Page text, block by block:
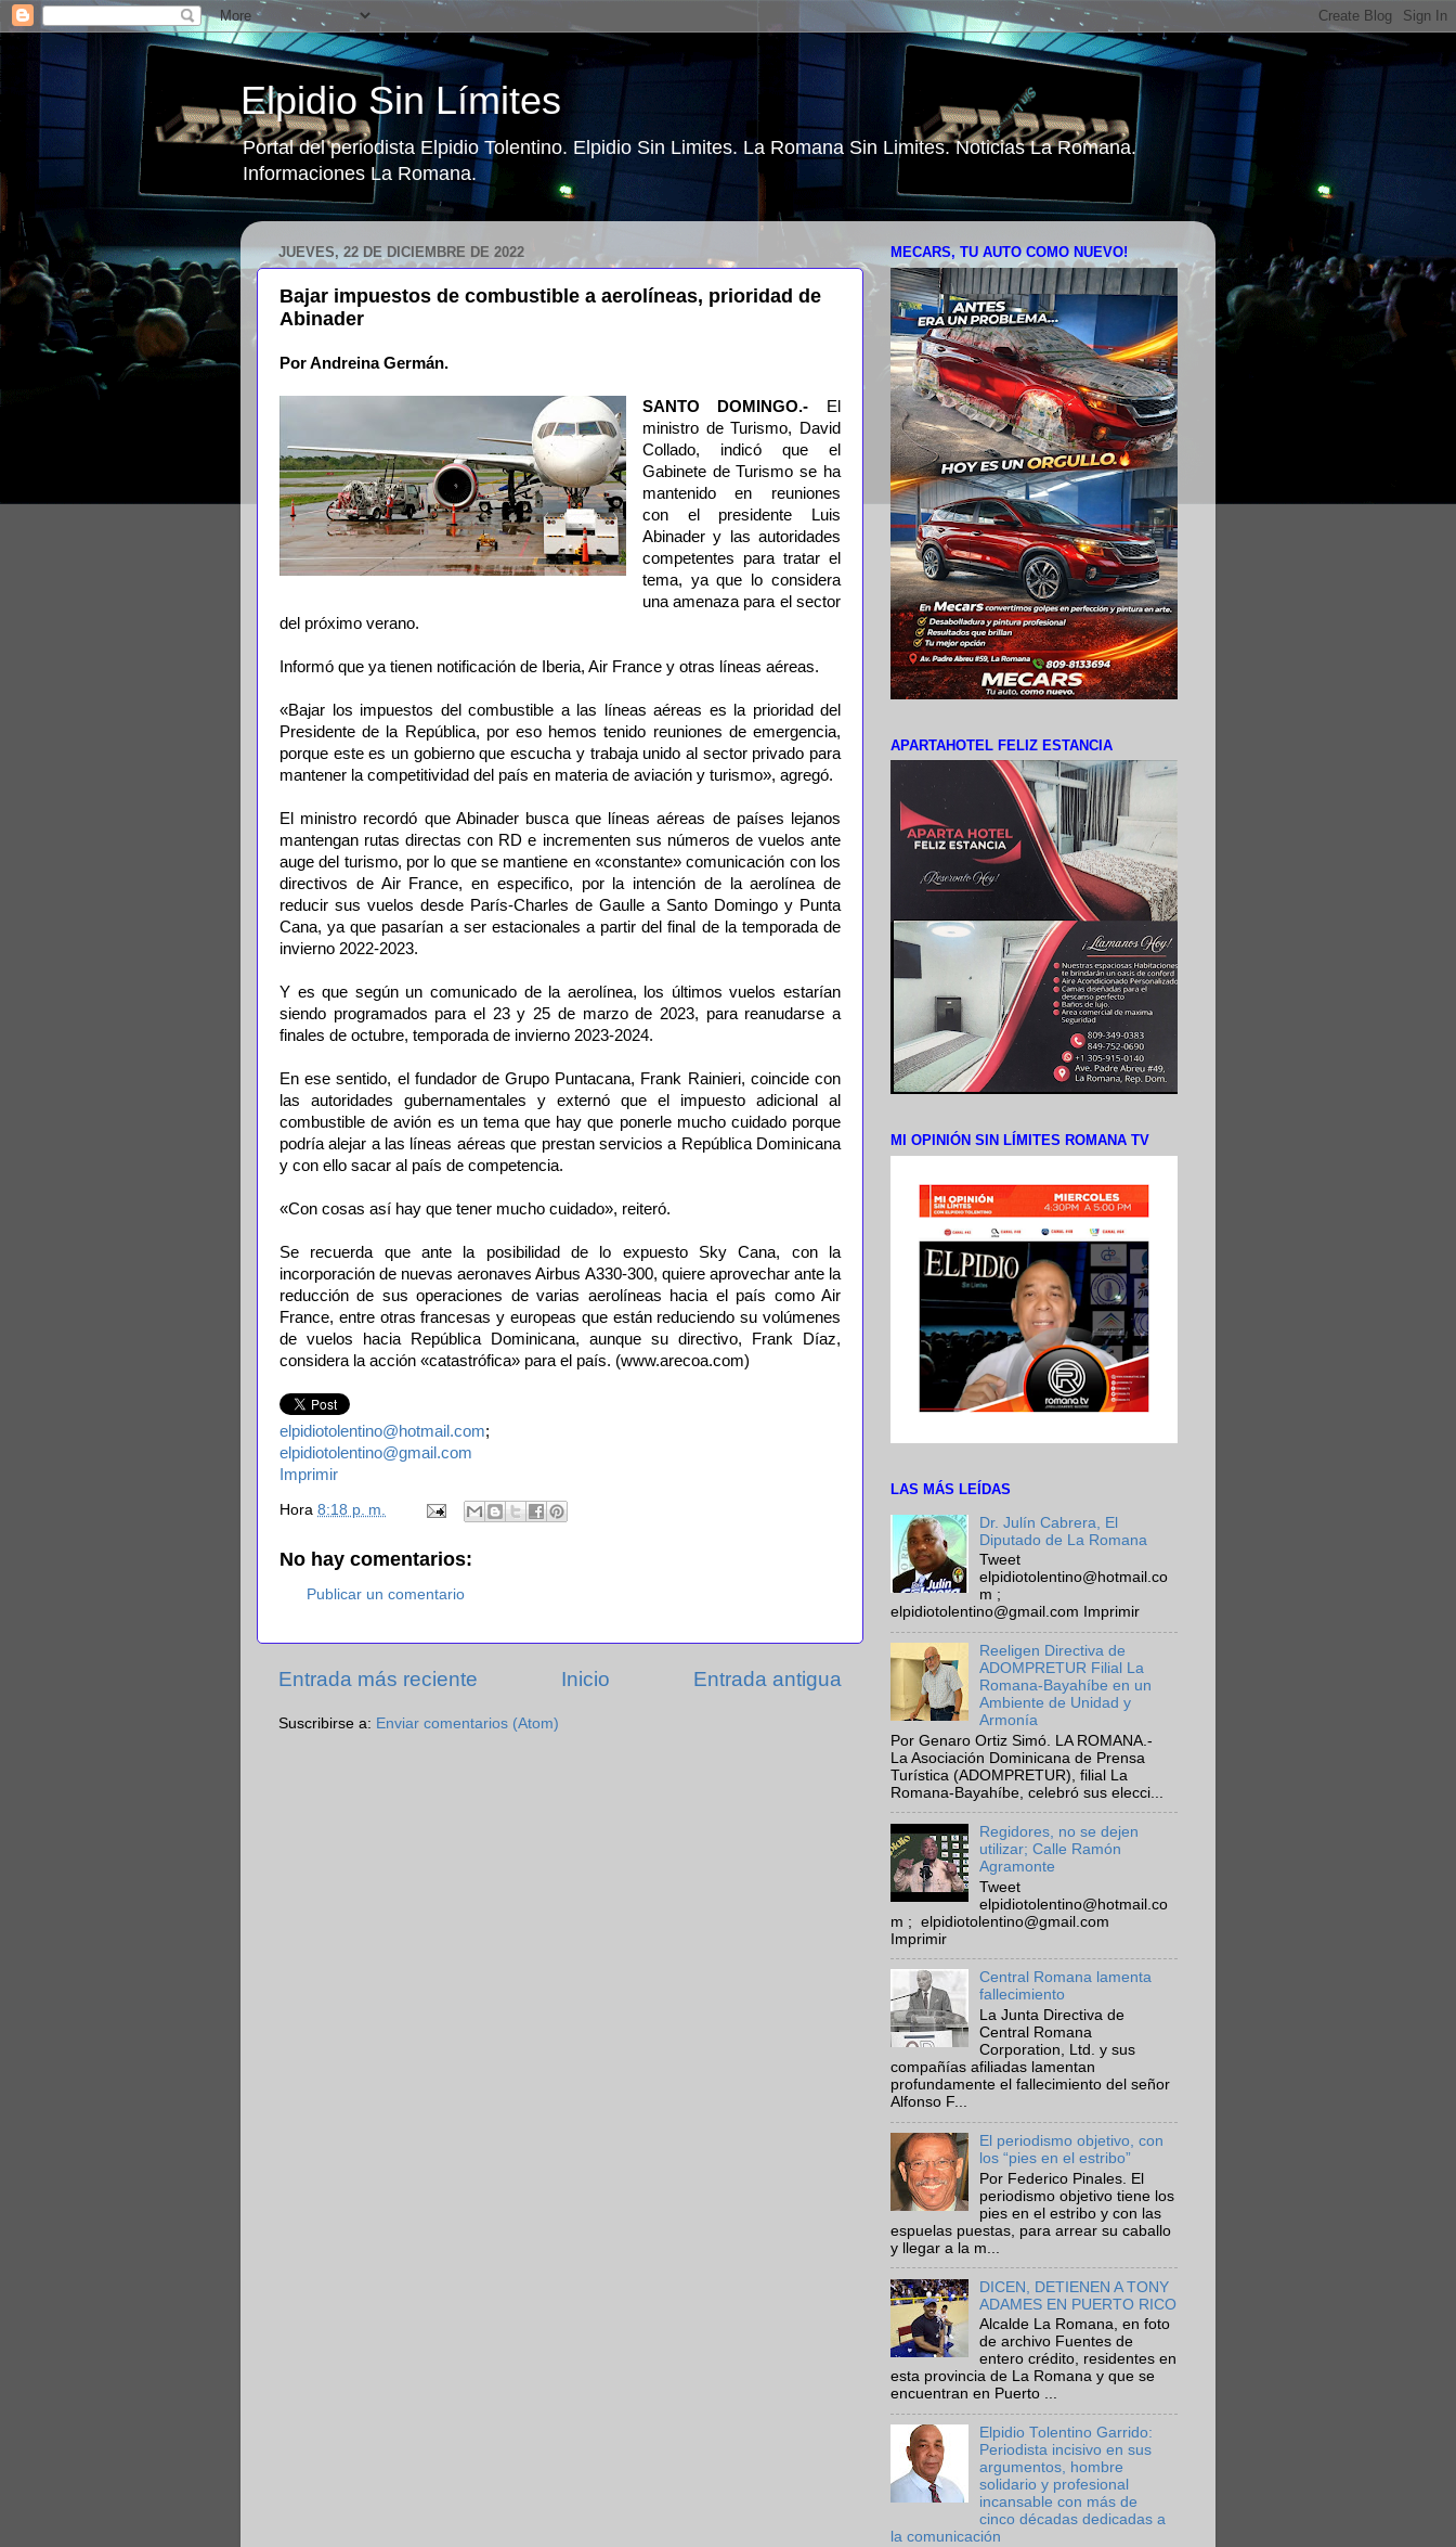
Elpidio Sin Límites
Portal del periodista Elpidio Tolentino. Elpidio Sin Limites. La Romana Sin Limites. Noticias La Romana.
Informaciones La Romana.
JUEVES, 22 DE DICIEMBRE DE 2022
Bajar impuestos de combustible a aerolíneas, prioridad de
Abinader
Por Andreina Germán.
SANTO DOMINGO.-
El
ministro de Turismo, David
Collado, indicó que el
Gabinete de Turismo se ha
mantenido en reuniones
con el presidente Luis
Abinader y las autoridades
competentes para tratar el
tema, ya que lo considera
una amenaza para el sector
del próximo verano.
Informó que ya tienen notificación de Iberia, Air France y otras líneas aéreas.
«Bajar los impuestos del combustible a las líneas aéreas es la prioridad del
Presidente de la República, por eso hemos tenido reuniones de emergencia,
porque este es un gobierno que escucha y trabaja unido al sector privado para
mantener la competitividad del país en materia de aviación y turismo», agregó.
El ministro recordó que Abinader busca que líneas aéreas de países lejanos
mantengan rutas directas con RD e incrementen sus números de vuelos ante
auge del turismo, por lo que se mantiene en «constante» comunicación con los
directivos de Air France, en especifico, por la intención de la aerolínea de
reducir sus vuelos desde París-Charles de Gaulle a Santo Domingo y Punta
Cana, ya que pasarían a ser estacionales a partir del final de la temporada de
invierno 2022-2023.
Y es que según un comunicado de la aerolínea, los últimos vuelos estarían
siendo programados para el 23 y 25 de marzo de 2023, para reanudarse a
finales de octubre, temporada de invierno 2023-2024.
En ese sentido, el fundador de Grupo Puntacana, Frank Rainieri, coincide con
las autoridades gubernamentales y externó que el impuesto adicional al
combustible de avión es un tema que hay que ponerle mucho cuidado porque
podría alejar a las líneas aéreas que prestan servicios a República Dominicana
y con ello sacar al país de competencia.
«Con cosas así hay que tener mucho cuidado», reiteró.
Se recuerda que ante la posibilidad de lo expuesto Sky Cana, con la
incorporación de nuevas aeronaves Airbus A330-300, quiere aprovechar ante la
reducción de sus operaciones de varias aerolíneas hacia el país como Air
France, entre otras francesas y europeas que están reduciendo su volúmenes
de vuelos hacia República Dominicana, aunque su directivo, Frank Díaz,
considera la acción «catastrófica» para el país. (www.arecoa.com)
elpidiotolentino@hotmail.com;
elpidiotolentino@gmail.com
Imprimir
Hora 8:18 p. m.
No hay comentarios:
Publicar un comentario
Entrada más reciente Entrada antigua
Inicio
Suscribirse a: Enviar comentarios (Atom)
MECARS, TU AUTO COMO NUEVO!
APARTAHOTEL FELIZ ESTANCIA
MI OPINIÓN SIN LÍMITES ROMANA TV
LAS MÁS LEÍDAS
Dr. Julín Cabrera, El
Diputado de La Romana
Tweet
elpidiotolentino@hotmail.co
m ;
elpidiotolentino@gmail.com Imprimir
Reeligen Directiva de
ADOMPRETUR Filial La
Romana-Bayahíbe en un
Ambiente de Unidad y
Armonía
Por Genaro Ortiz Simó. LA ROMANA.-
La Asociación Dominicana de Prensa
Turística (ADOMPRETUR), filial La
Romana-Bayahíbe, celebró sus elecci...
Regidores, no se dejen
utilizar; Calle Ramón
Agramonte
Tweet
elpidiotolentino@hotmail.co
m ; elpidiotolentino@gmail.com
Imprimir
Central Romana lamenta
fallecimiento
La Junta Directiva de
Central Romana
Corporation, Ltd. y sus
compañías afiliadas lamentan
profundamente el fallecimiento del señor
Alfonso F...
El periodismo objetivo, con
los “pies en el estribo”
Por Federico Pinales. El
periodismo objetivo tiene los
pies en el estribo y con las
espuelas puestas, para arrear su caballo
y llegar a la m...
DICEN, DETIENEN A TONY
ADAMES EN PUERTO RICO
Alcalde La Romana, en foto
de archivo Fuentes de
entero crédito, residentes en
esta provincia de La Romana y que se
encuentran en Puerto ...
Elpidio Tolentino Garrido:
Periodista incisivo en sus
argumentos, hombre
solidario y profesional
incansable con más de
cinco décadas dedicadas a
la comunicación